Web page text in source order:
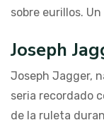
sobre eurillos.
Joseph
Joseph Jagger,
seria recordado
de la ruleta